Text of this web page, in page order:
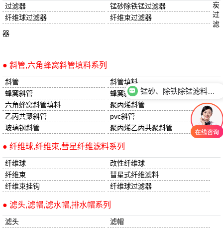
过滤器
锰砂除铁锰过滤器
纤维球过滤器
纤维束过滤器
炭
过
滤
器
● 斜管,六角蜂窝斜管填料系列
斜管
斜管填料
蜂窝斜管
蜂窝斜管填料
六角蜂窝斜管填料
聚丙烯斜管
乙丙共聚斜管
pvc斜管
玻璃钢斜管
聚丙烯乙丙共聚斜管
● 纤维球,纤维束,彗星纤维滤料系列
纤维球
改性纤维球
纤维束
彗星式纤维滤料
纤维束挂钩
纤维球过滤器
● 滤头,滤帽,滤水帽,排水帽系列
滤头
滤帽
锰砂、除铁除锰滤料性能用途有哪些？